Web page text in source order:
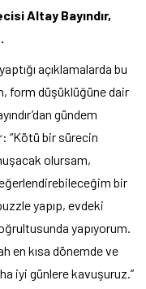
Altay Bayındır,
açıklamalarda bu
form düşüklüğüne dair
gündem
“Kötü bir sürecin
olursam,
bir
yapıp, evdeki
yapıyorum.
en kısa dönemde ve
iyi günlere kavuşuruz.”